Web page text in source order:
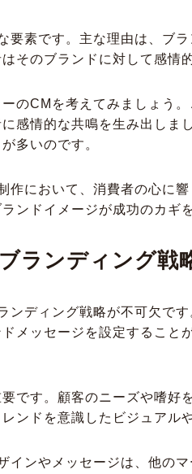
要素です。主な理由は、ブ
そのブランドに対して感情
のCMを考えてみましょう
感情的な共鳴を生み出し
多いのです。
作において、消費者の心に
ンドイメージが成功のカギ
ランディング戦
ンディング戦略が不可欠で
メッセージを設定するこ
です。顧客のニーズや嗜
ンドを意識したビジュアル
インやメッセージは、他の